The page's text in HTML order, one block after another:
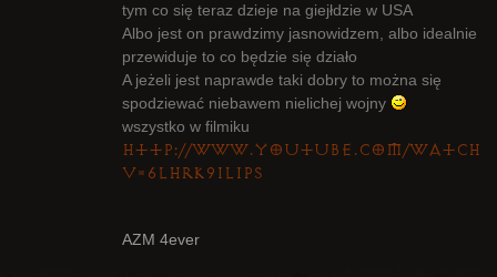
tym co się teraz dzieje na giejłdzie w USA
Albo jest on prawdzimy jasnowidzem, albo idealnie
przewiduje to co będzie się działo
A jeżeli jest naprawde taki dobry to można się
spodziewać niebawem nielichej wojny
wszystko w filmiku
http://www.youtube.com/watch?
v=6lhrK9iliPs
AZM 4ever